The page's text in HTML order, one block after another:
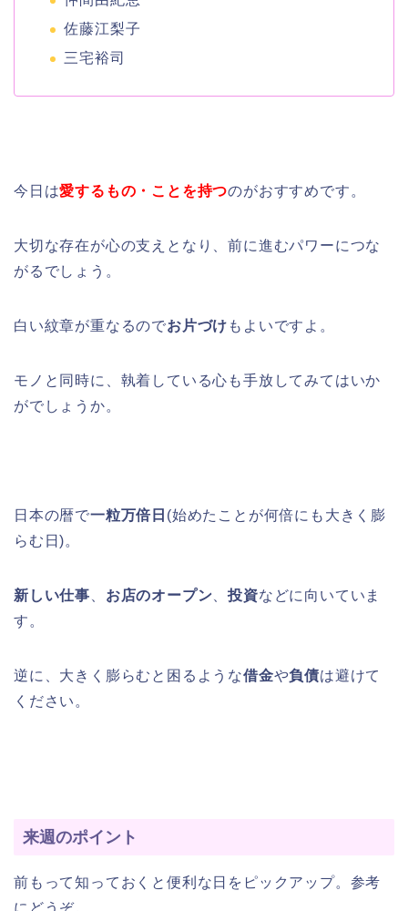
佐藤江梨子
三宅裕司
今日は愛するもの・ことを持つのがおすすめです。
大切な存在が心の支えとなり、前に進むパワーにつな
がるでしょう。
白い紋章が重なるのでお片づけ もよいですよ。
モノと同時に、執着している心も手放してみてはいか
がでしょうか。
日本の暦で一粒万倍日 (始めたことが何倍にも大きく膨
らむ日)。
新しい仕事 お店のオープン 、投資などに向いていま
す。
逆に、大きく膨らむと困るような借金や負債は避けて
ください。
来週のポイント
前もって知っておくと便利な日をピックアップ。参考
にどうぞ。